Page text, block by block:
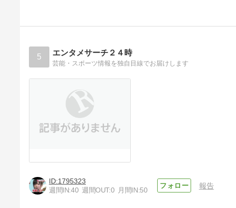
5 エンタメサーチ２４時
芸能・スポーツ情報を独自目線でお届けします
1795323
週間IN:40 週間OUT:0 月間IN:50
報告